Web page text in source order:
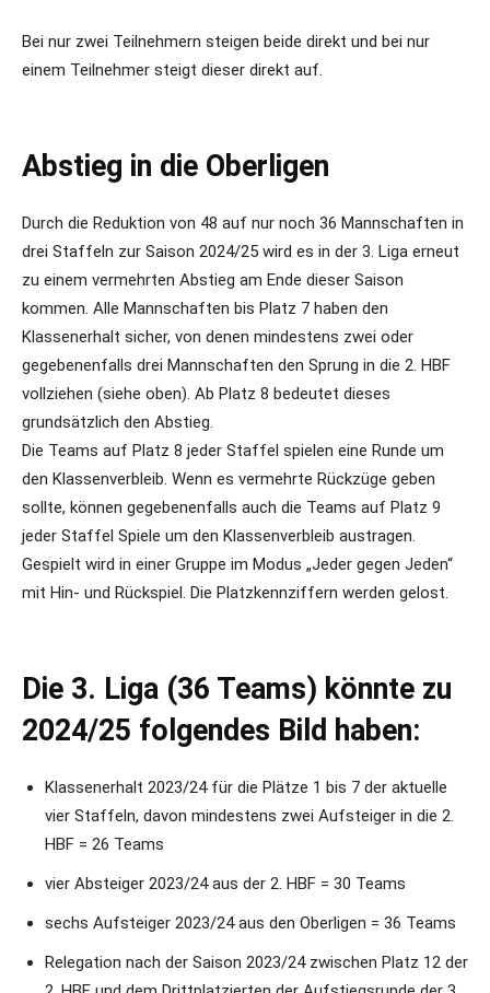
Bei nur zwei Teilnehmern steigen beide direkt und bei nur
einem Teilnehmer steigt dieser direkt auf.
Abstieg in die Oberligen
Durch die Reduktion von 48 auf nur noch 36 Mannschaften in
drei Staffeln zur Saison 2024/25 wird es in der 3. Liga erneut
zu einem vermehrten Abstieg am Ende dieser Saison
kommen. Alle Mannschaften bis Platz 7 haben den
Klassenerhalt sicher, von denen mindestens zwei oder
gegebenenfalls drei Mannschaften den Sprung in die 2. HBF
vollziehen (siehe oben). Ab Platz 8 bedeutet dieses
grundsätzlich den Abstieg.
Die Teams auf Platz 8 jeder Staffel spielen eine Runde um
den Klassenverbleib. Wenn es vermehrte Rückzüge geben
sollte, können gegebenenfalls auch die Teams auf Platz 9
jeder Staffel Spiele um den Klassenverbleib austragen.
Gespielt wird in einer Gruppe im Modus „Jeder gegen Jeden“
mit Hin- und Rückspiel. Die Platzkennziffern werden gelost.
Die 3. Liga (36 Teams) könnte zu
2024/25 folgendes Bild haben:
Klassenerhalt 2023/24 für die Plätze 1 bis 7 der aktuelle
vier Staffeln, davon mindestens zwei Aufsteiger in die 2.
HBF = 26 Teams
vier Absteiger 2023/24 aus der 2. HBF = 30 Teams
sechs Aufsteiger 2023/24 aus den Oberligen = 36 Teams
Relegation nach der Saison 2023/24 zwischen Platz 12 der